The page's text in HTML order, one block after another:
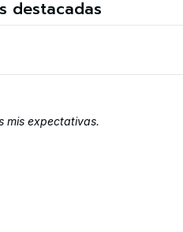
destacadas
mis expectativas.